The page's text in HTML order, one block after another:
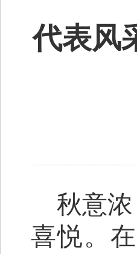
代表风
秋意
喜悦。